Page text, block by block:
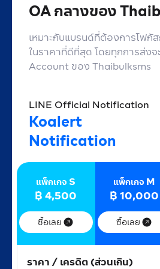
OA กลางของ
เหมาะกับแบรนด์ที่ต้องการโฟกั
ในราคาที่ดีที่สุด โดยทุกการส่ง
Account ของ Thaibulksms
LINE Official Notification
Koalert
Notification
แพ็กเกจS
฿4,500
ซื้อเลย
แพ็กเกจ M
฿10,000
ซื้อเลย
ราคา / เครดิต (ส่วนเกิน)